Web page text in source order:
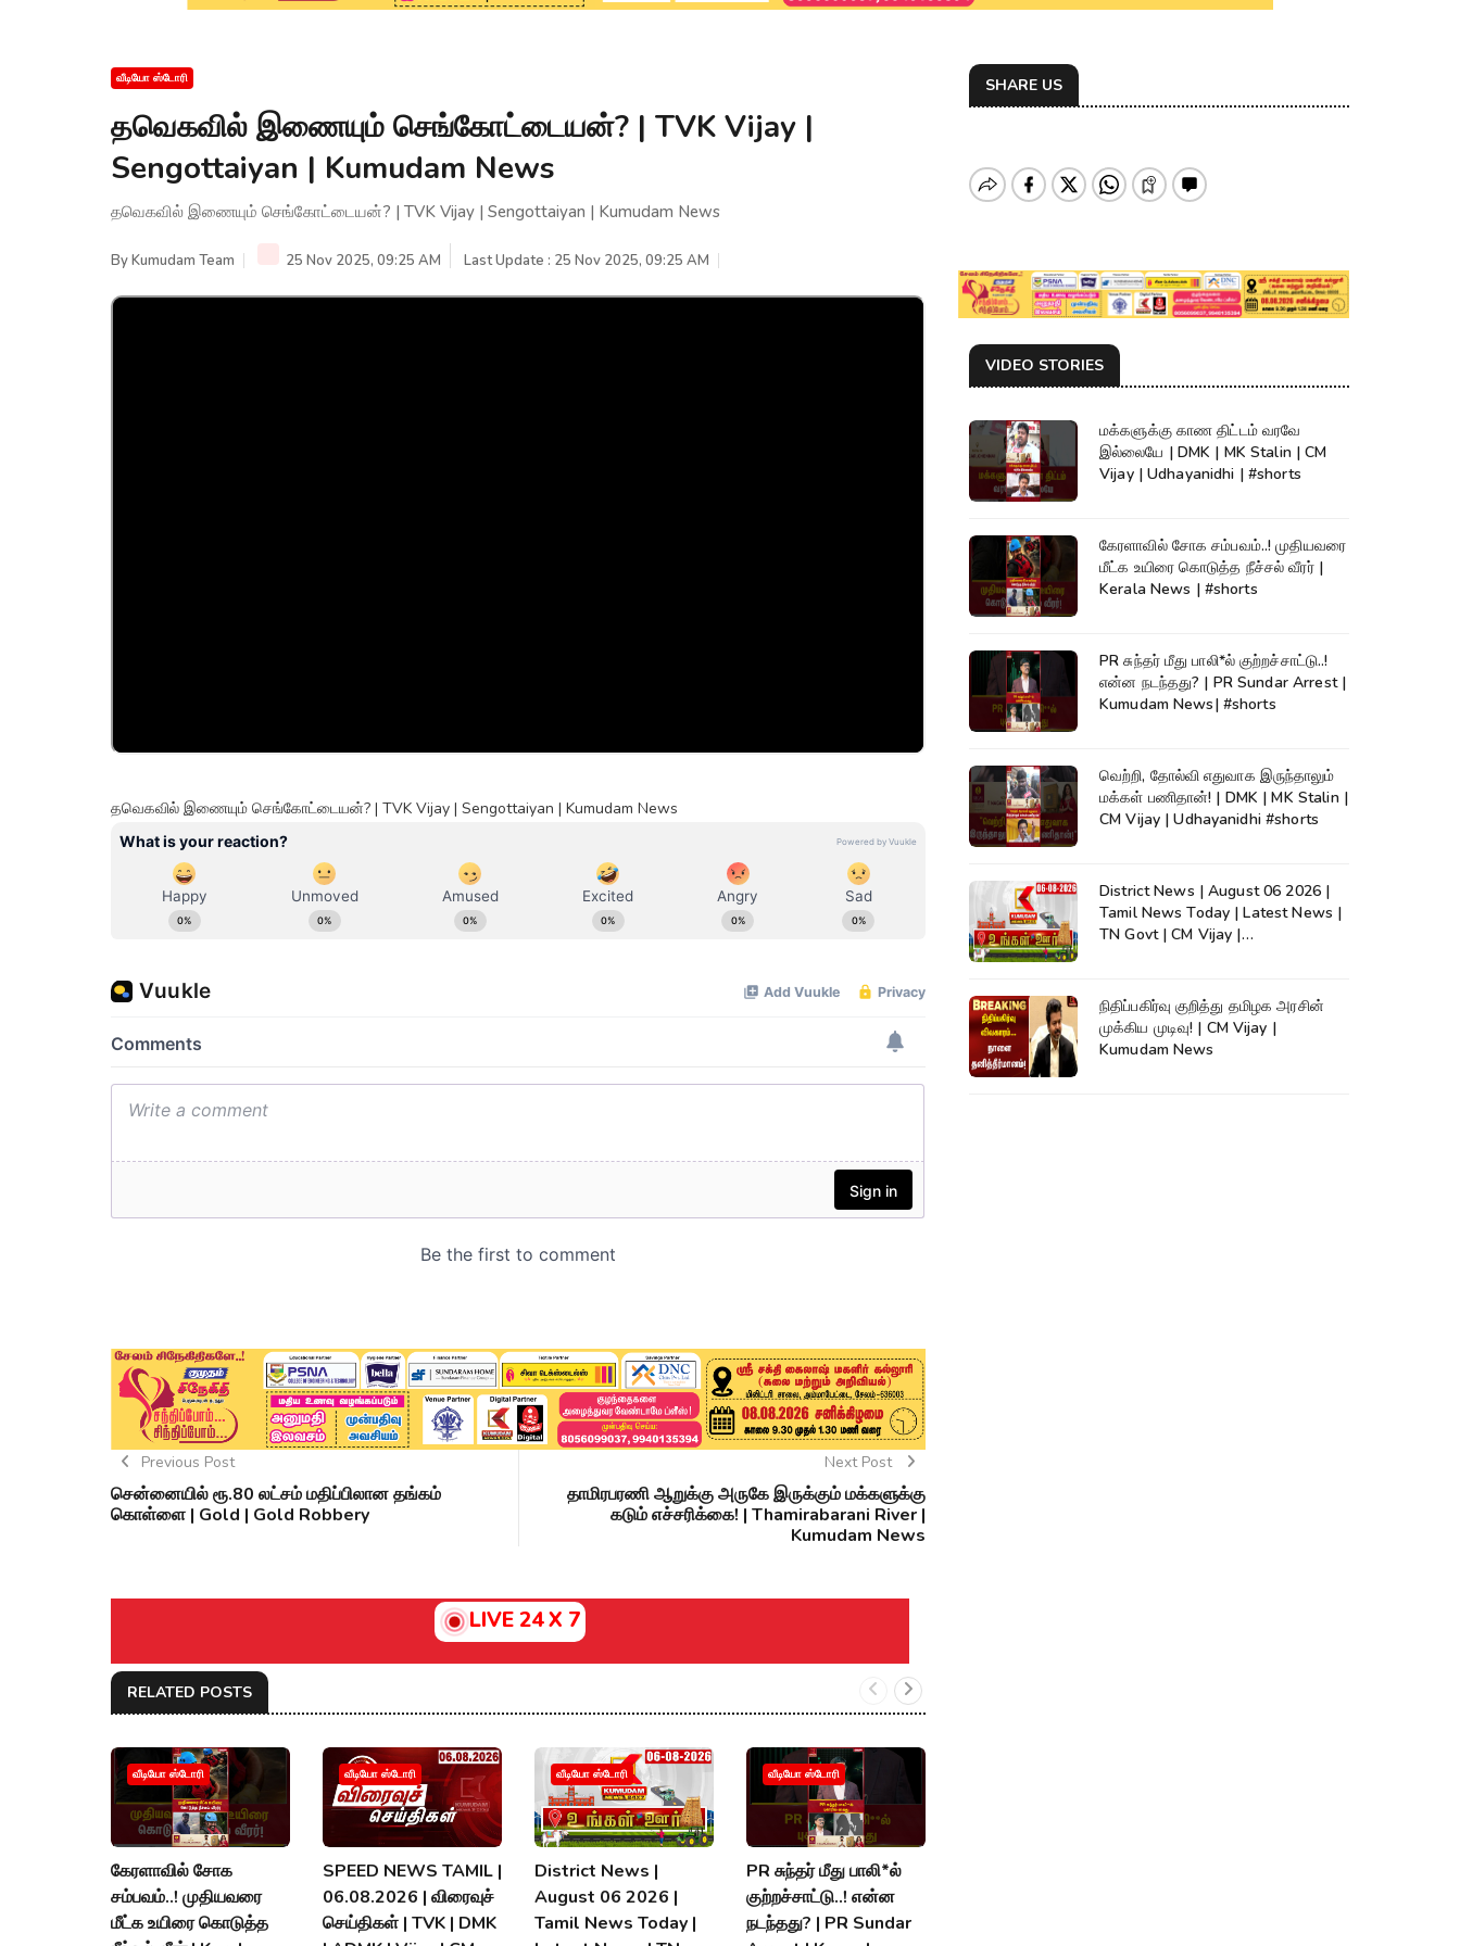
வீடியோ ஸ்டோரி
தவெகவில் இணையும் செங்கோட்டையன்? | TVK Vijay |
Sengottaiyan | Kumudam News
தவெகவில் இணையும் செங்கோட்டையன்? | TVK Vijay | Sengottaiyan | Kumudam News
ByKumudam Team 25 Nov 2025, 09:25 AM Last Update : 25 Nov 2025, 09:25 AM
தவெகவில் இணையும் செங்கோட்டையன்? | TVK Vijay | Sengottaiyan | Kumudam News
Previous Post
சென்னையில் ரூ.80 லட்சம் மதிப்பிலான தங்கம்
கொள்ளை | Gold | Gold Robbery
Next Post
தாமிரபரணி ஆறுக்கு அருகே இருக்கும் மக்களுக்கு
கடும் எச்சரிக்கை! | Thamirabarani River |
Kumudam News
LIVE 24 X 7
RELATED POSTS
வீடியோ ஸ்டோரி
கேரளாவில் சோக
சம்பவம்..! முதியவரை
மீட்க உயிரை கொடுத்த
வீடியோ ஸ்டோரி
SPEED NEWS TAMIL |
06.08.2026 | விரைவுச்
செய்திகள் | TVK | DMK
வீடியோ ஸ்டோரி
District News |
August 06 2026 |
Tamil News Today |
வீடியோ ஸ்டோரி
PR சுந்தர் மீது பாலி*ல்
குற்றச்சாட்டு..! என்ன
நடந்தது? | PR Sundar
SHARE US
VIDEO STORIES
மக்களுக்கு காண திட்டம் வரவே
இல்லையே | DMK | MK Stalin | CM
Vijay | Udhayanidhi | #shorts
கேரளாவில் சோக சம்பவம்..! முதியவரை
மீட்க உயிரை கொடுத்த நீச்சல் வீரர் |
Kerala News | #shorts
PR சுந்தர் மீது பாலி*ல் குற்றச்சாட்டு..!
என்ன நடந்தது? | PR Sundar Arrest |
Kumudam News| #shorts
வெற்றி, தோல்வி எதுவாக இருந்தாலும்
மக்கள் பணிதான்! | DMK | MK Stalin |
CM Vijay | Udhayanidhi #shorts
District News | August 06 2026 |
Tamil News Today | Latest News |
TN Govt | CM Vijay |
நிதிப்பகிர்வு குறித்து தமிழக அரசின்
முக்கிய முடிவு! | CM Vijay |
Kumudam News